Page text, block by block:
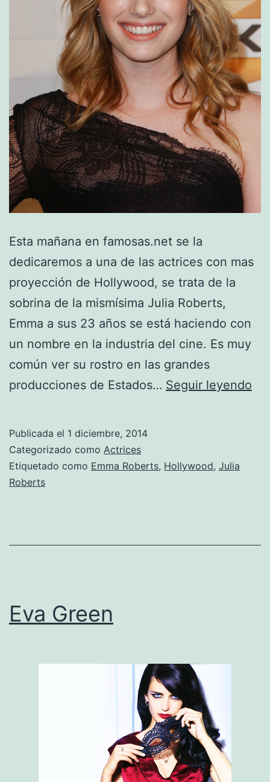
Esta mañana en famosas.net se la
dedicaremos a una de las actrices con mas
proyección de Hollywood, se trata de la
sobrina de la mismísima Julia Roberts,
Emma a sus 23 años se está haciendo con
un nombre en la industria del cine. Es muy
común ver su rostro en las grandes
producciones de Estados… Seguir leyendo
Publicada el 1 diciembre, 2014
Categorizado como Actrices
Etiquetado como Emma Roberts, Hollywood, Julia
Roberts
Eva Green